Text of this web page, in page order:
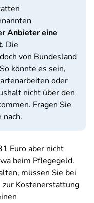
Anbieter eine
. Die
von Bundesland
könnte es sein,
oder
nicht über den
Fragen Sie
nach.
Euro aber nicht
beim Pflegegeld.
müssen Sie bei
zur Kostenerstattung